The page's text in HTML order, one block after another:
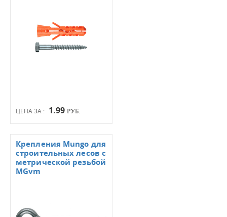
ЦЕНА ЗА : 1.99 РУБ.
Крепления Mungo для
строительных лесов с
метрической резьбой
MGvm